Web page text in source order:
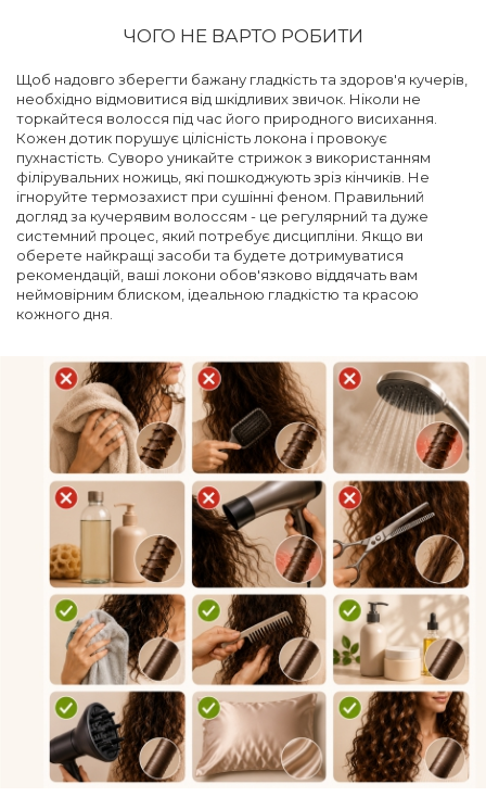
ЧОГО НЕ ВАРТО РОБИТИ
Щоб надовго зберегти бажану гладкість та здоров'я кучерів,
необхідно відмовитися від шкідливих звичок. Ніколи не
торкайтеся волосся під час його природного висихання.
Кожен дотик порушує цілісність локона і провокує
пухнастість. Суворо уникайте стрижок з використанням
філірувальних ножиць, які пошкоджують зріз кінчиків. Не
ігноруйте термозахист при сушінні феном. Правильний
догляд за кучерявим волоссям - це регулярний та дуже
системний процес, який потребує дисципліни. Якщо ви
оберете найкращі засоби та будете дотримуватися
рекомендацій, ваші локони обов'язково віддячать вам
неймовірним блиском, ідеальною гладкістю та красою
кожного дня.